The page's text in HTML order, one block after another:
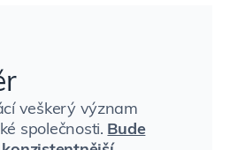
veškerý význam
společnosti. Bude